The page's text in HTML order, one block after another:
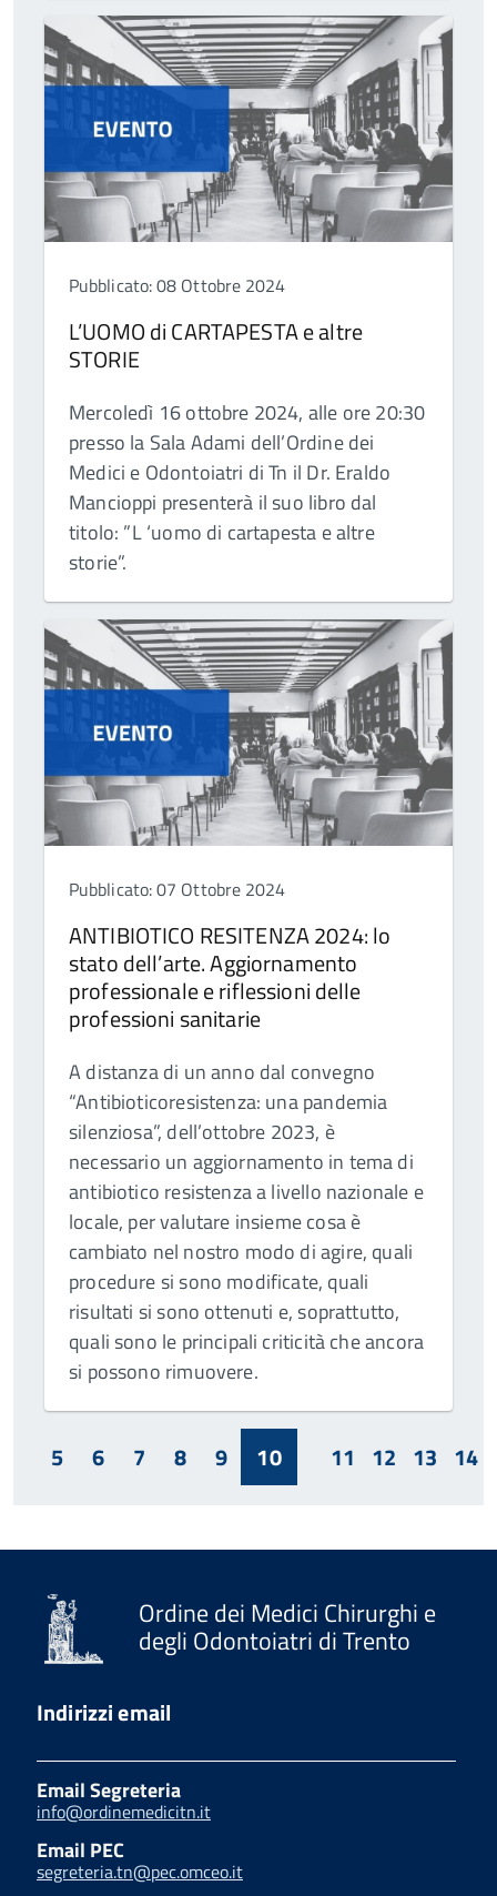
Pubblicato: 08 Ottobre 2024
L’UOMO di CARTAPESTA e altre
STORIE
Mercoledì 16 ottobre 2024, alle ore 20:30
presso la Sala Adami dell’Ordine dei
Medici e Odontoiatri di Tn il Dr. Eraldo
Mancioppi presenterà il suo libro dal
titolo: ”L ‘uomo di cartapesta e altre
storie”.
Pubblicato: 07 Ottobre 2024
ANTIBIOTICO RESITENZA 2024: lo
stato dell’arte. Aggiornamento
professionale e riflessioni delle
professioni sanitarie
A distanza di un anno dal convegno
“Antibioticoresistenza: una pandemia
silenziosa”, dell’ottobre 2023, è
necessario un aggiornamento in tema di
antibiotico resistenza a livello nazionale e
locale, per valutare insieme cosa è
cambiato nel nostro modo di agire, quali
procedure si sono modificate, quali
risultati si sono ottenuti e, soprattutto,
quali sono le principali criticità che ancora
si possono rimuovere.
5 6 7 8 9 10 11 12 13 14
Ordine dei Medici Chirurghi e
degli Odontoiatri di Trento
Indirizzi email
Email Segreteria
info@ordinemedicitn.it
Email PEC
segreteria.tn@pec.omceo.it